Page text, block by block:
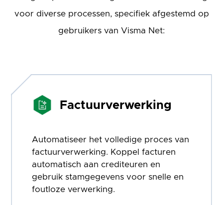
voor diverse processen, specifiek afgestemd op
gebruikers van Visma Net:
Factuurverwerking
Automatiseer het volledige proces van
factuurverwerking. Koppel facturen
automatisch aan crediteuren en
gebruik stamgegevens voor snelle en
foutloze verwerking.